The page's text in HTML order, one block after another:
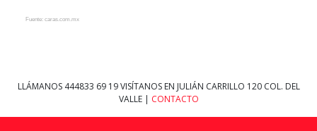
Fuente: caras.com.mx
LLÁMANOS 444833 69 19VISÍTANOS EN JULIÁN CARRILLO 120 COL. DEL
VALLE | CONTACTO